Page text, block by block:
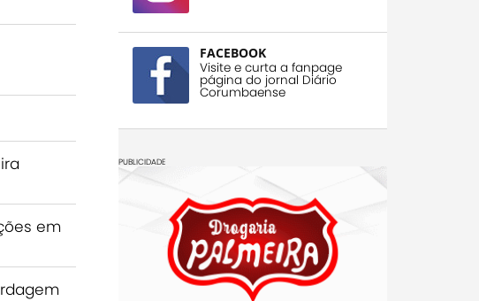
em
FACEBOOK
Visite e curta a fanpage
página do jornal Diário
Corumbaense
PUBLICIDADE